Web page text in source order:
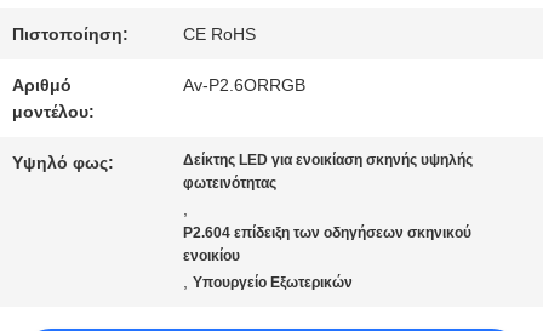
ΕΠΙΚΟΙΝΩΝΉΣΤΕ
ΜΑΖΊ
Πιστοποίηση: CE RoHS
Αριθμό
μοντέλου:
Av-P2.6ORRGB
Υψηλό φως:
Δείκτης LED για ενοικίαση σκηνής υψηλής
φωτεινότητας
,
P2.604 επίδειξη των οδηγήσεων σκηνικού
ενοικίου
,Υπουργείο Εξωτερικών